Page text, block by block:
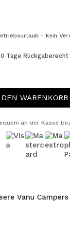
- kein
Tage Rückgaberecht
WARENKORB
an der Kasse
Vanu